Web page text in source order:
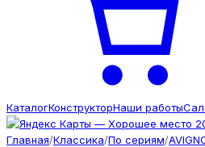
КаталогКонструкторНаши работы
Главная/Классика/По сериям/